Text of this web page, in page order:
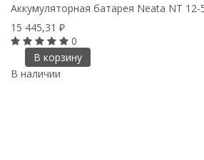
Аккумуляторная батарея Neata NT 12-
15 445,31 ₽
0
В корзину
В наличии